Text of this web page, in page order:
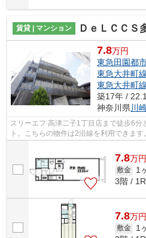
賃貸 | マンション ＤｅＬＣＣＳ
7.8万円
東急田園都
東急大井町線
東急大井町線
築17年 /
神奈川県 川
スリーエフ 高津二子1丁目店まで徒歩6
ト。こちらの物件は2沿線を利用できま
7.8万円
敷金 1
3階 /
7.8万円
敷金 1